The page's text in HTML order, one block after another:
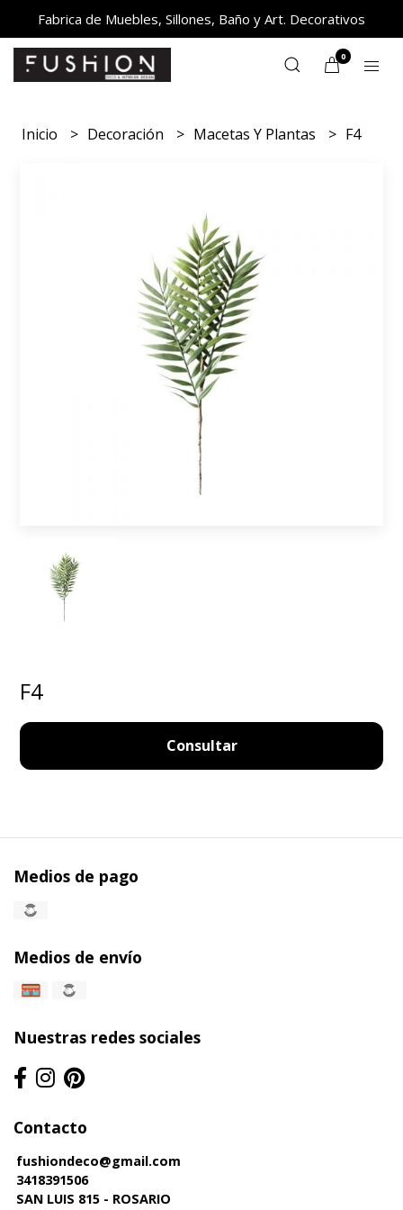
Fabrica de Muebles, Sillones, Baño y Art. Decorativos
0
Inicio Decoración Macetas Y Plantas F4
F4
Consultar
Medios de pago
Medios de envío
Nuestras redes sociales
Contacto
fushiondeco@gmail.com
3418391506
SAN LUIS 815 - ROSARIO